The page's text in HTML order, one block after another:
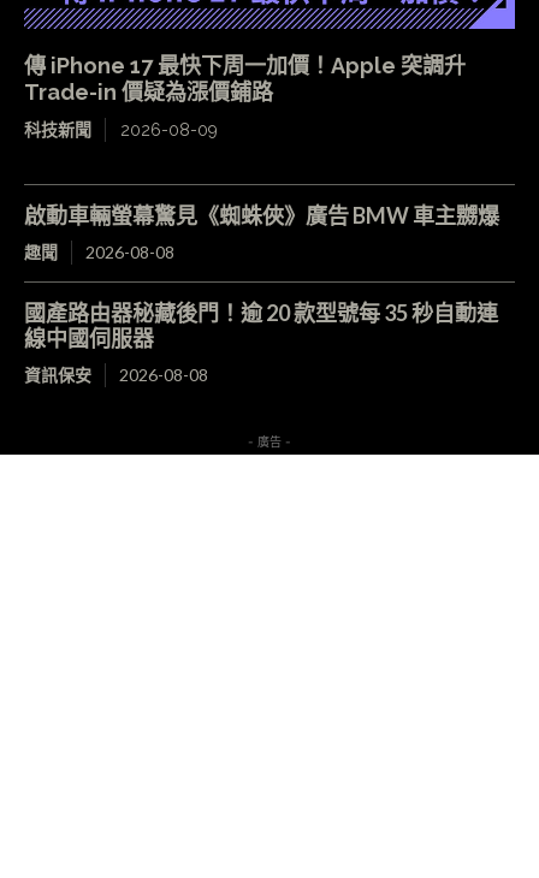
傳 iPhone 17 最快下周一加價！Apple 突調升
Trade-in 價疑為漲價鋪路
科技新聞 2026-08-09
啟動車輛螢幕驚見《蜘蛛俠》廣告 BMW 車主嬲爆
趣聞 2026-08-08
國產路由器秘藏後門！逾 20 款型號每 35 秒自動連
線中國伺服器
資訊保安 2026-08-08
- 廣告 -